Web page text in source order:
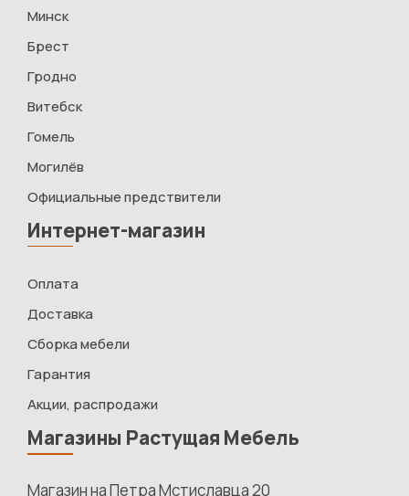
Минск
Брест
Гродно
Витебск
Гомель
Могилёв
Официальные предствители
Интернет-магазин
Оплата
Доставка
Сборка мебели
Гарантия
Акции, распродажи
Магазины Растущая Мебель
Магазин на Петра Мстиславца 20